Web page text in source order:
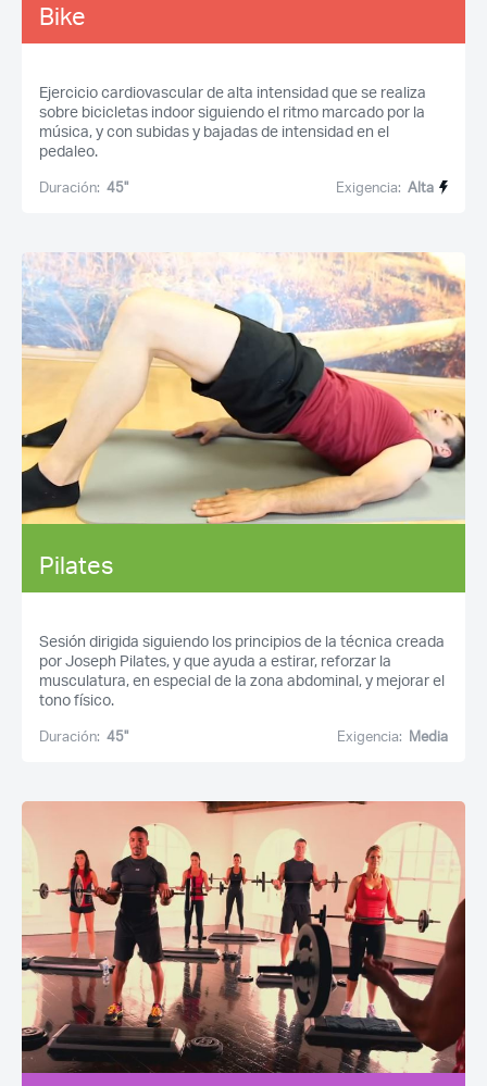
Bike
Ejercicio cardiovascular de alta intensidad que se realiza
sobre bicicletas indoor siguiendo el ritmo marcado por la
música, y con subidas y bajadas de intensidad en el
pedaleo.
Duración: 45'' Exigencia: Alta
Pilates
Sesión dirigida siguiendo los principios de la técnica creada
por Joseph Pilates, y que ayuda a estirar, reforzar la
musculatura, en especial de la zona abdominal, y mejorar el
tono físico.
Duración: 45'' Exigencia: Media